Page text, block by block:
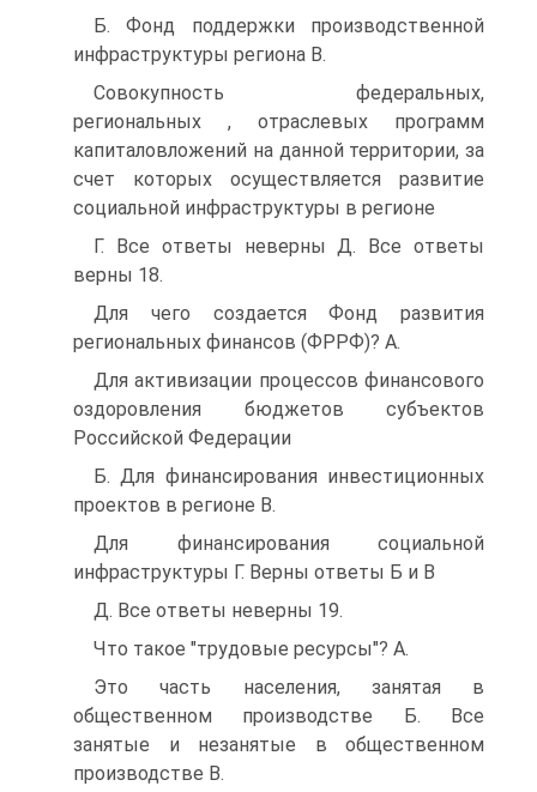
Б. Фонд поддержки производственной
инфраструктуры региона B.
Совокупность федеральных,
региональных , отраслевых программ
капиталовложений на данной территории, за
счет которых осуществляется развитие
социальной инфраструктуры в регионе
Г. Все ответы неверны Д. Все ответы
верны 18.
Для чего создается Фонд развития
региональных финансов (ФРРФ)? A.
Для активизации процессов финансового
оздоровления бюджетов субъектов
Российской Федерации
Б. Для финансирования инвестиционных
проектов в регионе B.
Для финансирования социальной
инфраструктуры Г. Верны ответы Б и В
Д. Все ответы неверны 19.
Что такое "трудовые ресурсы"? A.
Это часть населения, занятая в
общественном производстве Б. Все
занятые и незанятые в общественном
производстве B.